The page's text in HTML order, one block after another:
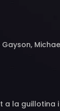
Ripper,
Avril
a la